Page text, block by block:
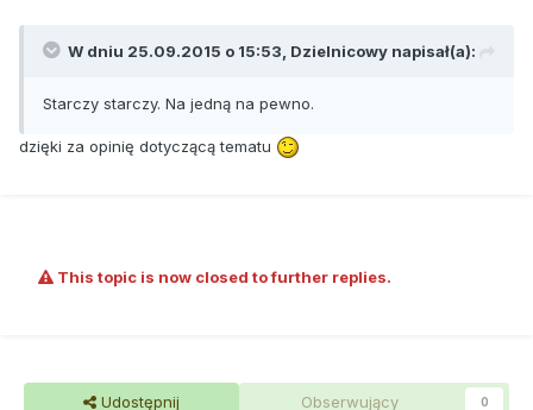
W dniu 25.09.2015 o 15:53, Dzielnicowy napisał(a):
Starczy starczy. Na jedną na pewno.
dzięki za opinię dotyczącą tematu
This topic is now closed to further replies.
Udostępnij Obserwujący 0